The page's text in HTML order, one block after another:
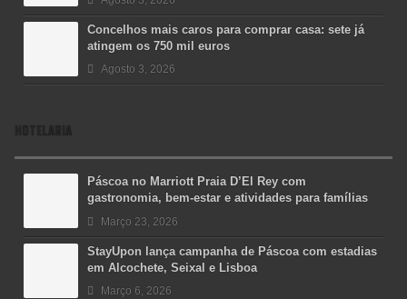
Concelhos mais caros para comprar casa: sete já
atingem os 750 mil euros
Agosto 3, 2026
HOTELARIA
Páscoa no Marriott Praia D’El Rey com
gastronomia, bem-estar e atividades para famílias
Março 23, 2026
StayUpon lança campanha de Páscoa com estadias
em Alcochete, Seixal e Lisboa
Março 6, 2026